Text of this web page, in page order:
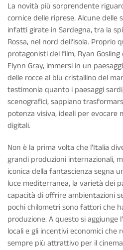
La novità più sorprendente
cornice delle riprese. Alcune delle
infatti girate in Sardegna, tra la
Rossa, nel nord dell’isola.
protagonisti del film, Ryan
Flynn Gray, immersi in un
delle rocce al blu cristallino del
testimonia quanto i paesaggi
scenografici, sappiano
potenza visiva, ideali per evocare
digitali.
Non è la prima volta che l’Italia
grandi produzioni internazionali,
iconica della fantascienza segna
luce mediterranea, la varietà dei
capacità di offrire ambientazioni
pochi chilometri sono fattori che
produzione. A questo si aggiunge
locali e gli incentivi economici che
sempre più attrattivo per il